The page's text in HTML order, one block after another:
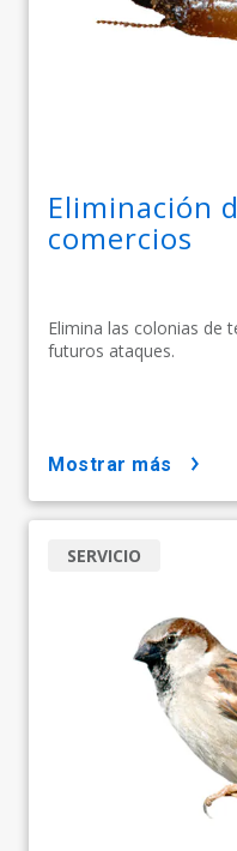
Eliminación
comercios
Elimina las colonias de
futuros ataques.
mostrar más
SERVICIO